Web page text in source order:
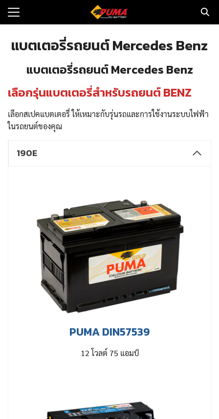
Skip
อรี่รถยนต์
แบตเตอรี่รถยนต์ Mercedes Benz
แบตเตอรี่รถยนต์ Mercedes Benz
เลือกรุ่นแบตเตอรี่สำหรับรถยนต์ BENZ
เลือกสเปคแบตเตอรี่ ให้เหมาะกับรุ่นรถและการใช้งานระบบไฟฟ้า
ในรถยนต์ของคุณ
190E
PUMA DIN57539
12 โวลต์ 75 แอมป์